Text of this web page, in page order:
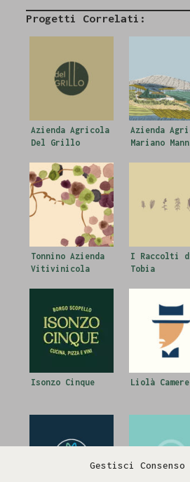
Gestisci Consenso
Progetti Correlati:
Azienda Agricola
Del Grillo
Azienda
Mariano
Tonnino Azienda
Vitivinicola
I Raccolti
Tobia
Isonzo Cinque Liolà Camere